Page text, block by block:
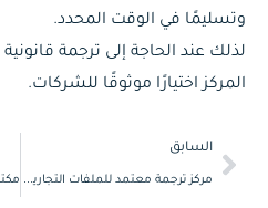
وتسليمًا في الوقت المحدد.
لذلك عند الحاجة إلى ترجمة
المركز اختيارًا موثوقًا للشركات.
Prev
السابق
مركز ترجمة معتمد للملفات التجارية والضريبية